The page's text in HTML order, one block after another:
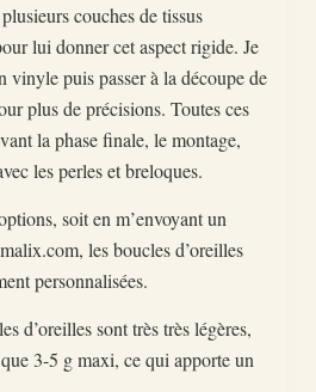
couches de tissus
lui donner cet aspect rigide. Je
vinyle puis passer à la découpe de
plus de précisions. Toutes ces
la phase finale, le montage,
les perles et breloques.
soit en m’envoyant un
les boucles d’oreilles
personnalisées.
d’oreilles sont très très légères,
3-5 g maxi, ce qui apporte un